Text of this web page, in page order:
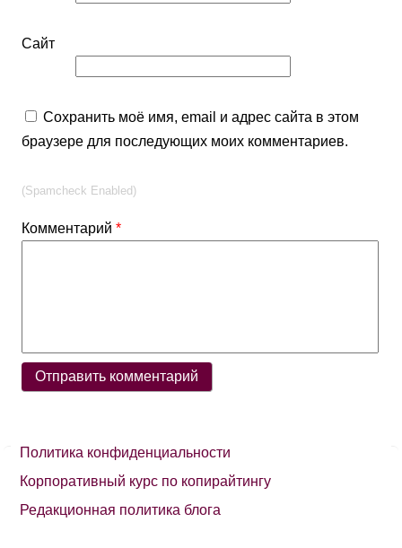
Комментарий*
Сайт
Сохранить моё имя, email и адрес сайта в этом
браузере для последующих моих комментариев.
(Spamcheck Enabled)
Политика конфиденциальности
Корпоративный курс по копирайтингу
Редакционная политика блога